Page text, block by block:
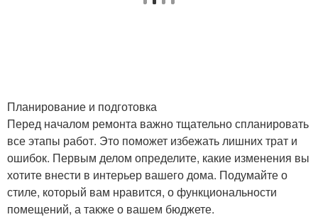
Планирование и подготовка
Перед началом ремонта важно тщательно спланировать
все этапы работ. Это поможет избежать лишних трат и
ошибок. Первым делом определите, какие изменения вы
хотите внести в интерьер вашего дома. Подумайте о
стиле, который вам нравится, о функциональности
помещений, а также о вашем бюджете.